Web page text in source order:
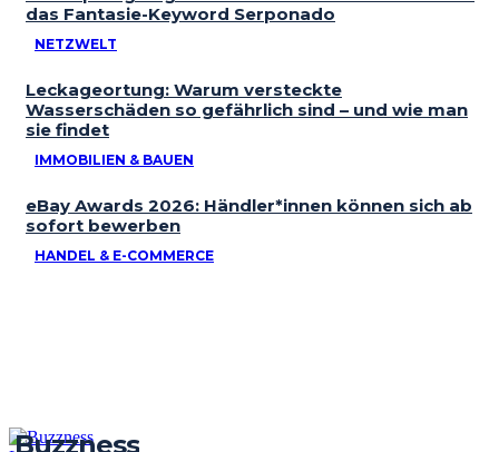
das Fantasie-Keyword Serponado
NETZWELT
Leckageortung: Warum versteckte
Wasserschäden so gefährlich sind – und wie man
sie findet
IMMOBILIEN & BAUEN
eBay Awards 2026: Händler*innen können sich ab
sofort bewerben
HANDEL & E-COMMERCE
Buzzness